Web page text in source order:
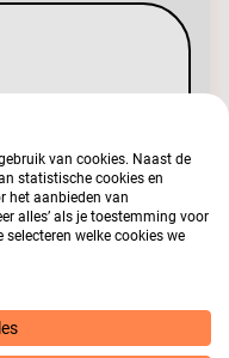
nalezen hoe wij jouw
van cookies. Naast de
statistische cookies en
het aanbieden van
alles’ als je toestemming voor
welke cookies we